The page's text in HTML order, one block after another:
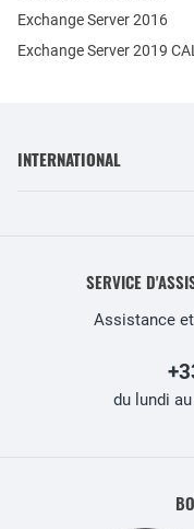
Exchange Server 2016
Exchange Server 2019 CAL
INTERNATIONAL
SERVICE
Assistance
du lundi